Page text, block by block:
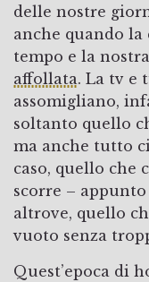
delle nostre
anche quando
tempo e la
affollata. La tv e
assomigliano,
soltanto quello
ma anche tutto
caso, quello che
scorre –
altrove, quello
vuoto senza
Quest’epoca di